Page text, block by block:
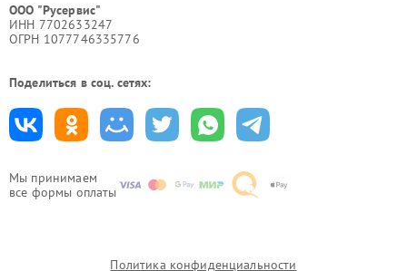
Мы принимаем
все формы оплаты
ООО "Русервис"
ИНН 7702633247
ОГРН 1077746335776
Поделиться в соц. сетях:
Политика конфиденциальности